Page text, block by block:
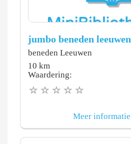
jumbo beneden leeuwen
beneden Leeuwen
10 km
Waardering:
Meer informatie